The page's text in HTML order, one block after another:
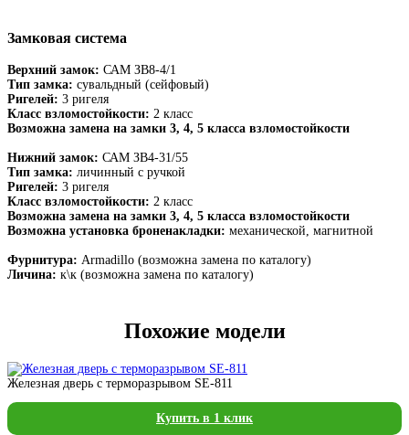
Замковая система
Верхний замок: САМ ЗВ8-4/1
Тип замка: сувальдный (сейфовый)
Ригелей: 3 ригеля
Класс взломостойкости: 2 класс
Возможна замена на замки 3, 4, 5 класса взломостойкости
Нижний замок: САМ ЗВ4-31/55
Тип замка: личинный с ручкой
Ригелей: 3 ригеля
Класс взломостойкости: 2 класс
Возможна замена на замки 3, 4, 5 класса взломостойкости
Возможна установка броненакладки: механической, магнитной
Фурнитура: Armadillo (возможна замена по каталогу)
Личина: к\к (возможна замена по каталогу)
Похожие модели
Железная дверь с терморазрывом SE-811
Купить в 1 клик